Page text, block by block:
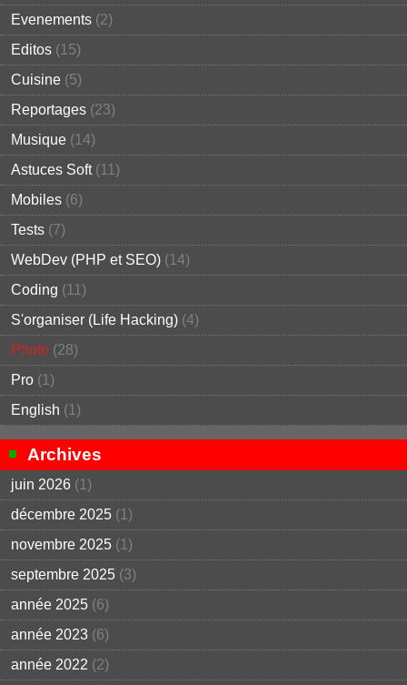
Evenements (2)
Editos (15)
Cuisine (5)
Reportages (23)
Musique (14)
Astuces Soft(11)
Mobiles (6)
Tests (7)
WebDev (PHP et SEO) (14)
Coding (11)
S'organiser (Life Hacking) (4)
Photo (28)
Pro (1)
English (1)
Archives
juin 2026 (1)
décembre 2025 (1)
novembre 2025 (1)
septembre 2025 (3)
année 2025 (6)
année 2023 (6)
année 2022 (2)